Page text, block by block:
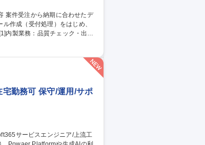
作成（受付処理）をはじめ、
月150～350件の進捗管理 ・顧
勤務可 保守/運用/サポ